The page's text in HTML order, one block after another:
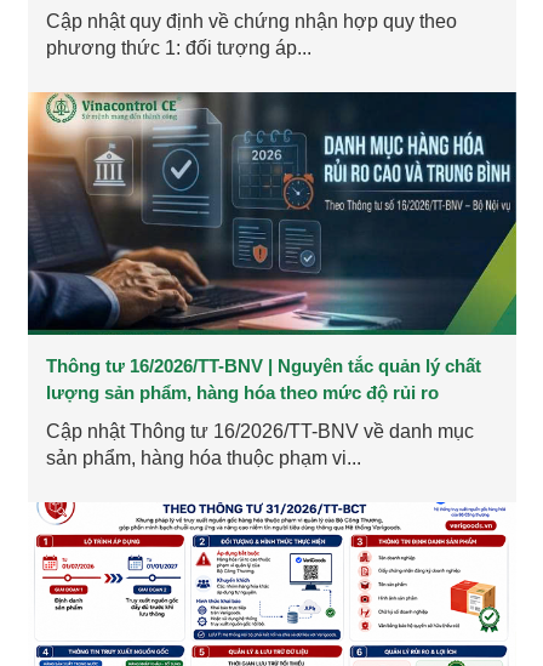
Cập nhật quy định về chứng nhận hợp quy theo
phương thức 1: đối tượng áp...
Thông tư 16/2026/TT-BNV | Nguyên tắc quản lý chất
lượng sản phẩm, hàng hóa theo mức độ rủi ro
Cập nhật Thông tư 16/2026/TT-BNV về danh mục
sản phẩm, hàng hóa thuộc phạm vi...